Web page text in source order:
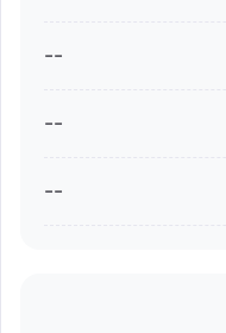
--
--
--